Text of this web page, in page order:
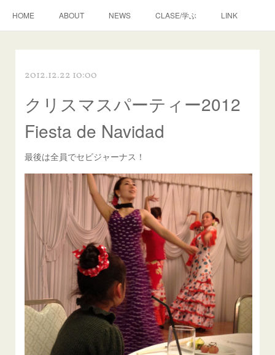
HOME ABOUT NEWS CLASE/学ぶ LINK
2012.12.22 10:00
クリスマスパーティー2012
Fiesta de Navidad
最後は全員でセビジャーナス！